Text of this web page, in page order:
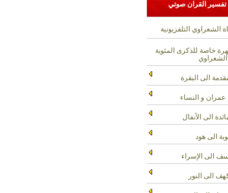
تفسير القران صوتي
الشعراوي التلفزيونية
خاصة للذكرى المئوية
الى البقرة
و النساء
الى الأنفال
الى هود
الى الإسراء
الى النور